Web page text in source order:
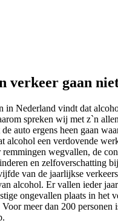
verkeer gaan
in Nederland vindt dat
spreken wij met z`n
auto ergens heen gaan
alcohol een verdovende
wegvallen, de
en zelfoverschatting
van de jaarlijkse
alcohol. Er vallen ieder
ongevallen plaats in het
meer dan 200 personen